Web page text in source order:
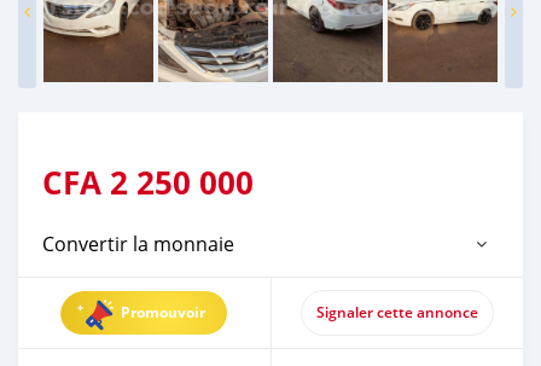
CFA 2 250 000
Convertir la monnaie
Promouvoir Signaler cette annonce